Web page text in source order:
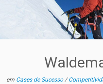
em Cases de Sucesso/